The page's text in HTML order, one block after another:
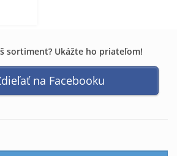
sortiment? Ukážte ho priateľom!
na Facebooku